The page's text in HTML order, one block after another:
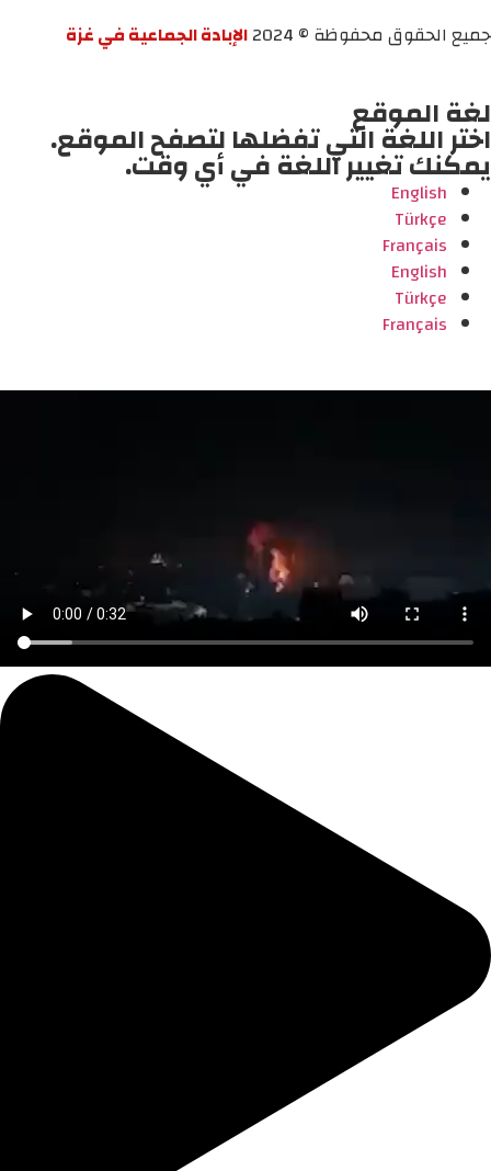
جميع الحقوق محفوظة © 2024
الإبادة الجماعية في غزة
لغة الموقع
اختر اللغة التي تفضلها لتصفح الموقع.
يمكنك تغيير اللغة في أي وقت.
English
Türkçe
Français
English
Türkçe
Français